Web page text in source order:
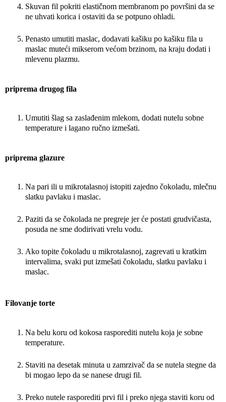
Skuvan fil pokriti elastičnom membranom po površini da se
ne uhvati korica i ostaviti da se potpuno ohladi.
Penasto umutiti maslac, dodavati kašiku po kašiku fila u
maslac muteći mikserom većom brzinom, na kraju dodati i
mlevenu plazmu.
priprema drugog fila
Umutiti šlag sa zaslađenim mlekom, dodati nutelu sobne
temperature i lagano ručno izmešati.
priprema glazure
Na pari ili u mikrotalasnoj istopiti zajedno čokoladu, mlečnu
slatku pavlaku i maslac.
Paziti da se čokolada ne pregreje jer će postati grudvičasta,
posuda ne sme dodirivati vrelu vodu.
Ako topite čokoladu u mikrotalasnoj, zagrevati u kratkim
intervalima, svaki put izmešati čokoladu, slatku pavlaku i
maslac.
Filovanje torte
Na belu koru od kokosa rasporediti nutelu koja je sobne
temperature.
Staviti na desetak minuta u zamrzivač da se nutela stegne da
bi mogao lepo da se nanese drugi fil.
Preko nutele rasporediti prvi fil i preko njega staviti koru od